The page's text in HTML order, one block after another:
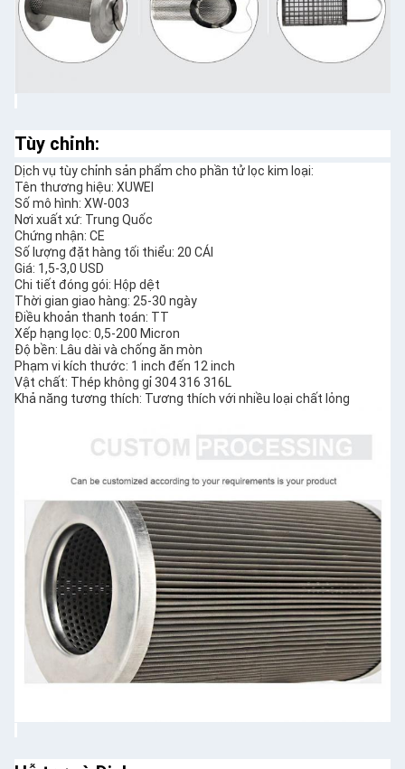
Tùy chỉnh:
Dịch vụ tùy chỉnh sản phẩm cho phần tử lọc kim loại:
Tên thương hiệu: XUWEI
Số mô hình: XW-003
Nơi xuất xứ: Trung Quốc
Chứng nhận: CE
Số lượng đặt hàng tối thiểu: 20 CÁI
Giá: 1,5-3,0 USD
Chi tiết đóng gói: Hộp dệt
Thời gian giao hàng: 25-30 ngày
Điều khoản thanh toán: TT
Xếp hạng lọc: 0,5-200 Micron
Độ bền: Lâu dài và chống ăn mòn
Phạm vi kích thước: 1 inch đến 12 inch
Vật chất: Thép không gỉ 304 316 316L
Khả năng tương thích: Tương thích với nhiều loại chất lỏng